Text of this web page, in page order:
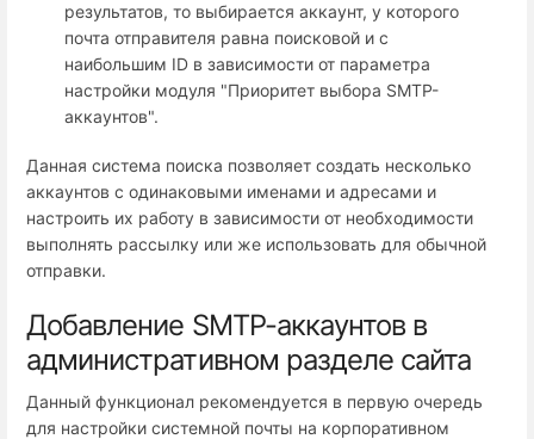
результатов, то выбирается аккаунт, у которого
почта отправителя равна поисковой и с
наибольшим ID в зависимости от параметра
настройки модуля "Приоритет выбора SMTP-
аккаунтов".
Данная система поиска позволяет создать несколько
аккаунтов с одинаковыми именами и адресами и
настроить их работу в зависимости от необходимости
выполнять рассылку или же использовать для обычной
отправки.
Добавление SMTP-аккаунтов в
административном разделе сайта
Данный функционал рекомендуется в первую очередь
для настройки системной почты на корпоративном